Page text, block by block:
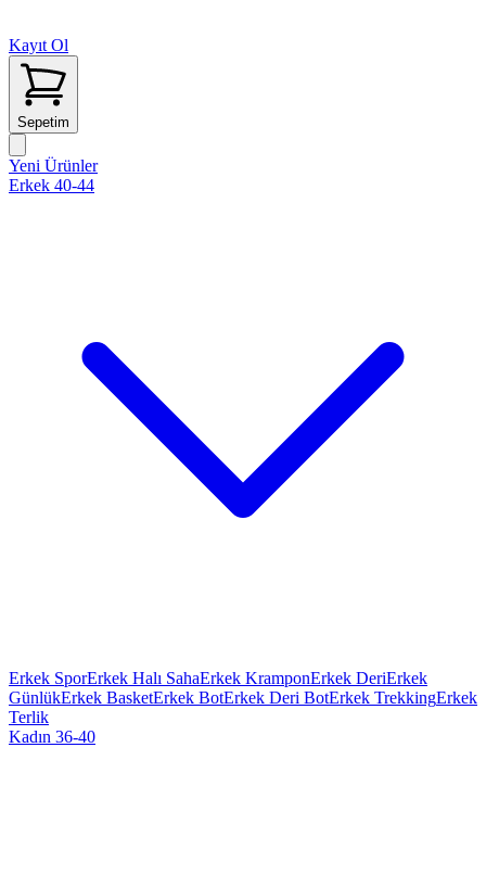
Kayıt Ol
Sepetim
Yeni Ürünler
Erkek 40-44
Erkek SporErkek Halı SahaErkek KramponErkek DeriErkek
GünlükErkek BasketErkek BotErkek Deri BotErkek TrekkingErkek
Terlik
Kadın 36-40